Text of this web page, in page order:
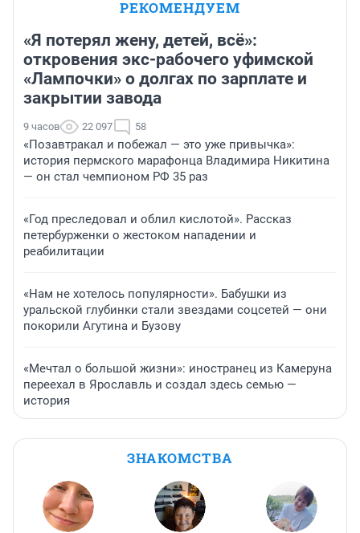
РЕКОМЕНДУЕМ
«Я потерял жену, детей, всё»:
откровения экс-рабочего уфимской
«Лампочки» о долгах по зарплате и
закрытии завода
9 часов 22 097 58
«Позавтракал и побежал — это уже привычка»:
история пермского марафонца Владимира Никитина
— он стал чемпионом РФ 35 раз
«Год преследовал и облил кислотой». Рассказ
петербурженки о жестоком нападении и
реабилитации
«Нам не хотелось популярности». Бабушки из
уральской глубинки стали звездами соцсетей — они
покорили Агутина и Бузову
«Мечтал о большой жизни»: иностранец из Камеруна
переехал в Ярославль и создал здесь семью —
история
ЗНАКОМСТВА